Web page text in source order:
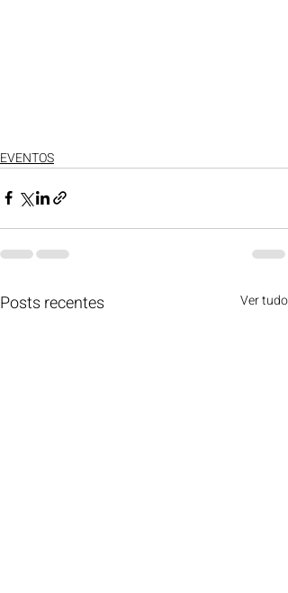
EVENTOS
Posts recentes Ver tudo